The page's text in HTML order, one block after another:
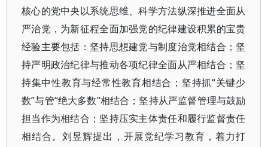
核心的党中央以系统思维、科学方法纵深推进全面从
严治党，为新征程全面加强党的纪律建设积累的宝贵
经验主要包括：坚持思想建党与制度治党相结合；坚
持严明政治纪律与推动各项纪律全面从严相结合；坚
持集中性教育与经常性教育相结合；坚持抓“关键少
数”与管“绝大多数”相结合；坚持从严监督管理与鼓励
担当作为相结合；坚持压实主体责任和履行监督责任
相结合。刘昱辉提出，开展党纪学习教育，着力打